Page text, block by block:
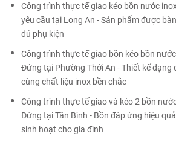
Công trình thực tế giao kéo bồn nước
yêu cầu tại Long An - Sản phẩm được
đủ phụ kiện
Công trình thực tế giao bồn kéo bồn
Đứng tại Phường Thới An - Thiết kế dạng
cùng chất liệu inox bền chắc
Công trình thực tế giao và kéo 2 bồn
Đứng tại Tân Bình - Bồn đáp ứng hiệu
sinh hoạt cho gia đình